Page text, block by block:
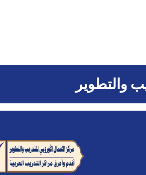
والتطوير